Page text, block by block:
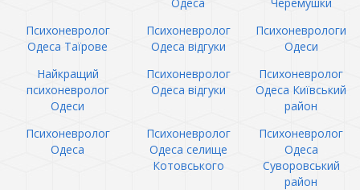
Психоневролог
Одеса Таїрове
Психоневролог
Одеса відгуки
Психоневрологи
Одеси
Найкращий
психоневролог
Одеси
Психоневролог
Одеса відгуки
Психоневролог
Одеса Київський
район
Психоневролог
Одеса
Психоневролог
Одеса селище
Котовського
Психоневролог
Одеса
Суворовський
район